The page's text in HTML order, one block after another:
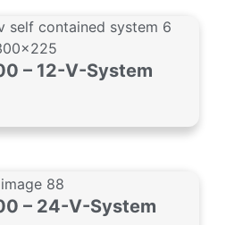
– 12-V-System
– 24-V-System